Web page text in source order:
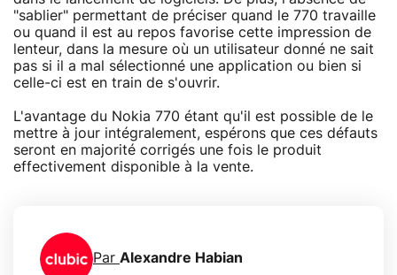
"sablier" permettant de préciser quand le 770 travaille
ou quand il est au repos favorise cette impression de
lenteur, dans la mesure où un utilisateur donné ne sait
pas si il a mal sélectionné une application ou bien si
celle-ci est en train de s'ouvrir.
L'avantage du Nokia 770 étant qu'il est possible de le
mettre à jour intégralement, espérons que ces défauts
seront en majorité corrigés une fois le produit
effectivement disponible à la vente.
Par Alexandre Habian